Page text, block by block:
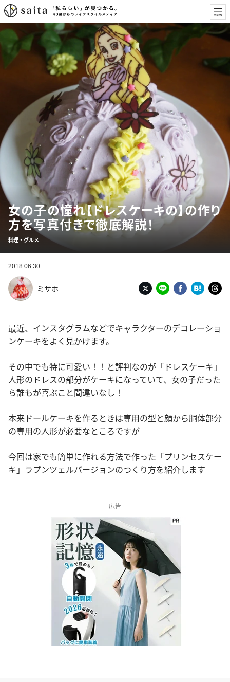
女の子の憧れ【ドレスケーキの】の作り
方を写真付きで徹底解説！
料理・グルメ
2018.06.30
ミサホ
最近、インスタグラムなどでキャラクターのデコレーショ
ンケーキをよく見かけます。
その中でも特に可愛い！！と評判なのが「ドレスケーキ」
人形のドレスの部分がケーキになっていて、女の子だった
ら誰もが喜ぶこと間違いなし！
本来ドールケーキを作るときは専用の型と顔から胴体部分
の専用の人形が必要なところですが
今回は家でも簡単に作れる方法で作った「プリンセスケー
キ」ラプンツェルバージョンのつくり方を紹介します
広告